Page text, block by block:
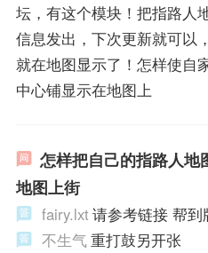
坛，有这个模块！把指路人
信息发出，下次更新就可以
就在地图显示了！怎样使自
中心铺显示在地图上
怎样把自己的指路人地
地图上街
fairy.lxt请参考链接 帮到
不生气 重打鼓另开张